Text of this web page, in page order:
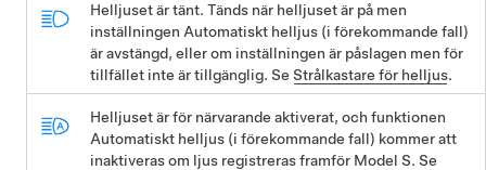
Helljuset är tänt.Tänds när helljuset är på men
inställningen Automatiskt helljus (i förekommande fall)
är avstängd, eller om inställningen är påslagen men för
tillfället inte är tillgänglig. SeStrålkastare för helljus.
Helljuset är för närvarande aktiverat, och funktionen
Automatiskt helljus (i förekommande fall) kommer att
inaktiveras om ljus registreras framför Model S. Se